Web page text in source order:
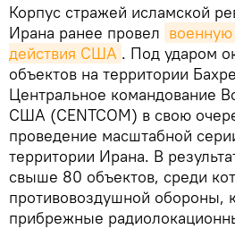
Корпус стражей исламской
Ирана ранее провел
действия США . Под ударом
объектов на территории
Центральное командование
США (CENTCOM) в свою
проведение масштабной
территории Ирана. В
свыше 80 объектов, среди
противовоздушной обороны,
прибрежные